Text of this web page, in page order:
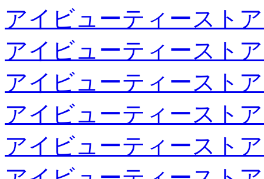
アイビューティースト
アイビューティースト
アイビューティースト
アイビューティースト
アイビューティースト